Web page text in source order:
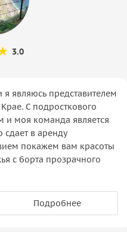
3.0
являюсь представителем
С подросткового
и моя команда является
сдает в аренду
покажем вам красоты
с борта прозрачного
Подробнее